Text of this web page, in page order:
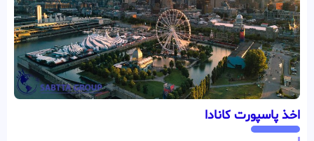
اخذ پاسپورت کانادا